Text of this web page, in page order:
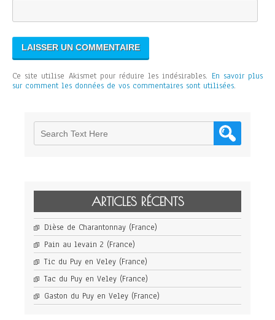
Ce site utilise Akismet pour réduire les indésirables. En savoir plus
sur comment les données de vos commentaires sont utilisées.
ARTICLES RÉCENTS
Dièse de Charantonnay (France)
Pain au levain 2 (France)
Tic du Puy en Veley (France)
Tac du Puy en Veley (France)
Gaston du Puy en Veley (France)